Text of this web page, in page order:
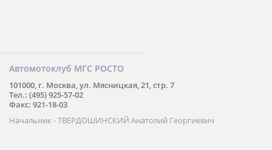
Автомотоклуб МГС РОСТО
101000, г. Москва, ул. Мясницкая, 21, стр. 7
Тел.: (495) 925-57-02
Факс: 921-18-03
Начальник - ТВЕРДОШИНСКИЙ Анатолий Георгиевич